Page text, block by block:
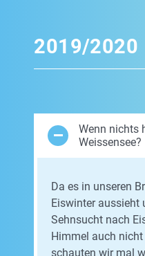
2019/2020
Wenn nichts
Weissensee?
Da es in unseren
Eiswinter aussieht
Sehnsucht nach
Himmel auch
schauten wir mal